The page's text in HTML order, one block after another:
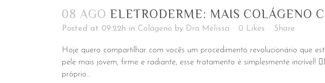
08 AGO ELETRODERME: MAIS COLÁGENO
Posted at 09:22h in Colágeno by Dra Melissa 0 Likes Share
Hoje quero compartilhar com vocês um procedimento revolucionário que
pele mais jovem, firme e radiante, esse tratamento é simplesmente
próprio...